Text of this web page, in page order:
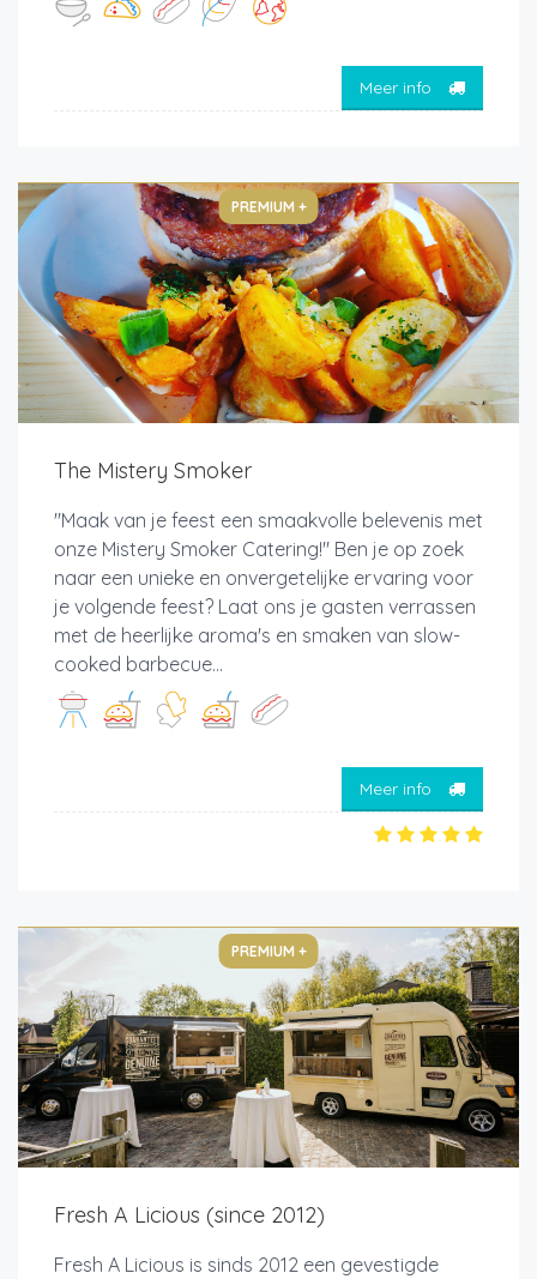
Meer info
PREMIUM +
The Mistery Smoker
"Maak van je feest een smaakvolle belevenis met
onze Mistery Smoker Catering!" Ben je op zoek
naar een unieke en onvergetelijke ervaring voor
je volgende feest? Laat ons je gasten verrassen
met de heerlijke aroma's en smaken van slow-
cooked barbecue...
Meer info
PREMIUM +
Fresh A Licious (since 2012)
Fresh A Licious is sinds 2012 een gevestigde